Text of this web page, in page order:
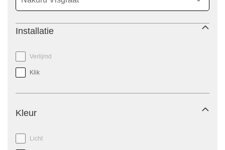
Installatie
Verlijmd
Klik
Kleur
Licht